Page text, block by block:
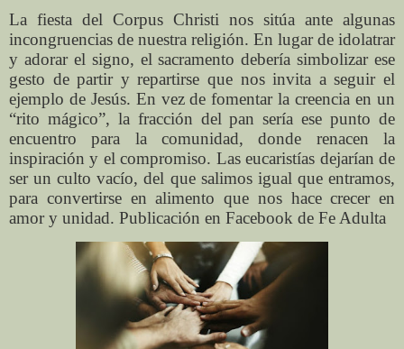
La fiesta del Corpus Christi nos sitúa ante algunas
incongruencias de nuestra religión. En lugar de idolatrar
y adorar el signo, el sacramento debería simbolizar ese
gesto de partir y repartirse que nos invita a seguir el
ejemplo de Jesús. En vez de fomentar la creencia en un
“rito mágico”, la fracción del pan sería ese punto de
encuentro para la comunidad, donde renacen la
inspiración y el compromiso. Las eucaristías dejarían de
ser un culto vacío, del que salimos igual que entramos,
para convertirse en alimento que nos hace crecer en
amor y unidad. Publicación en Facebook de Fe Adulta